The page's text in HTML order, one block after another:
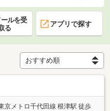
ルを受
る
アプリで探す
京メトロ千代田線 根津駅 徒歩